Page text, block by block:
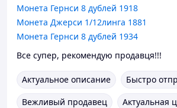
Монета Гернси 8 дублей 1918
Монета Джерси 1/12линга 1881
Монета Гернси 8 дублей 1934
Все супер, рекомендую продавця!!!
Актуальное описание
Быстро
Вежливый продавец
Актуальная